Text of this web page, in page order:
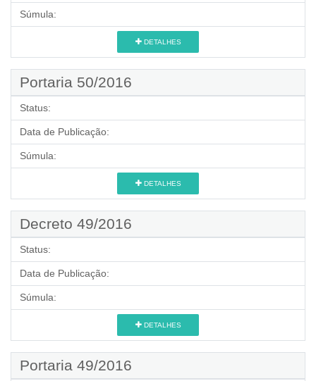
Súmula:
DETALHES
Portaria 50/2016
Status:
Data de Publicação:
Súmula:
DETALHES
Decreto 49/2016
Status:
Data de Publicação:
Súmula:
DETALHES
Portaria 49/2016